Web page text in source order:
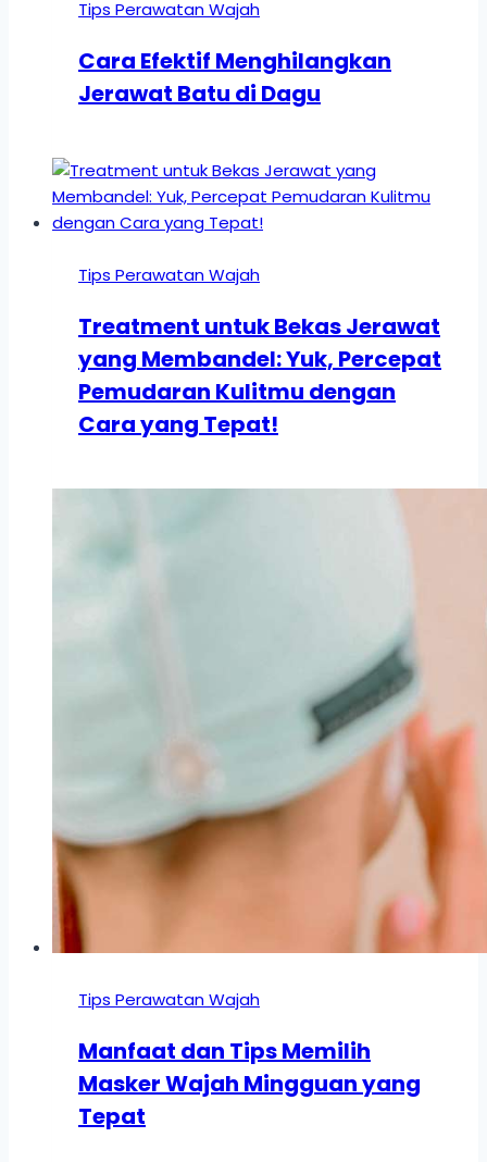
Tips Perawatan Wajah
Cara Efektif Menghilangkan
Jerawat Batu di Dagu
Tips Perawatan Wajah
Treatment untuk Bekas Jerawat
yang Membandel: Yuk, Percepat
Pemudaran Kulitmu dengan
Cara yang Tepat!
Tips Perawatan Wajah
Manfaat dan Tips Memilih
Masker Wajah Mingguan yang
Tepat